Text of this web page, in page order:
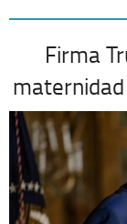
Firma